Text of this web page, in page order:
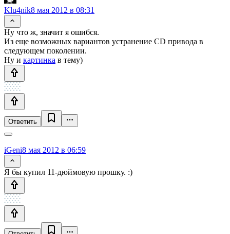
Klu4nik8 мая 2012 в 08:31
Ну что ж, значит я ошибся.
Из еще возможных вариантов устранение CD привода в
следующем поколении.
Ну и картинка в тему)
Ответить
iGeni8 мая 2012 в 06:59
Я бы купил 11-дюймовую прошку. :)